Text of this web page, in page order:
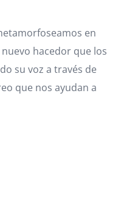
en
hacedor que los
su voz a través de
que nos ayudan a